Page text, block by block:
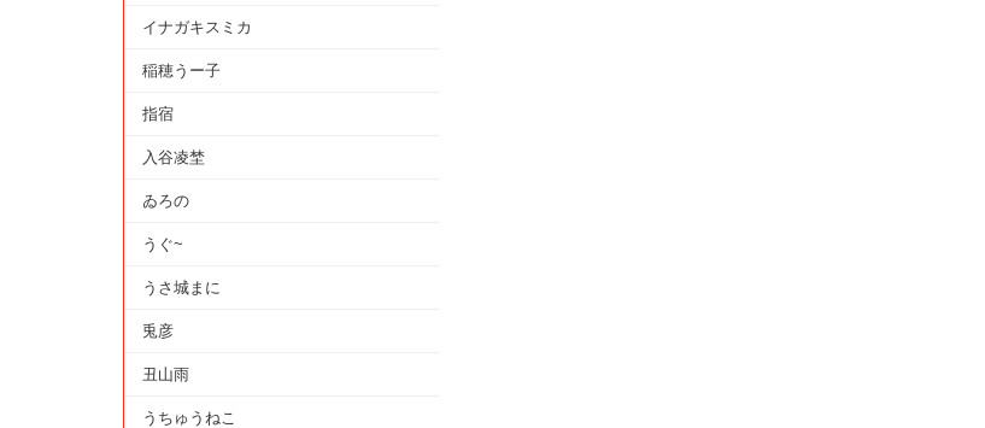
イナガキスミカ
稲穂うー子
指宿
入谷凌埜
ゐろの
うぐ~
うさ城まに
兎彦
丑山雨
うちゅうねこ